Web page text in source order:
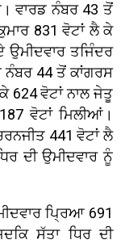
ਵਾਰਡ ਨੰਬਰ 43 ਤੋਂ
831 ਵੋਟਾਂ ਲੈ ਕੇ
ਉਮੀਦਵਾਰ ਤਜਿੰਦਰ
ਨੰਬਰ 44 ਤੋਂ ਕਾਂਗਰਸ
624 ਵੋਟਾਂ ਨਾਲ ਜੇਤੂ
ਵੋਟਾਂ ਮਿਲੀਆਂ।
441 ਵੋਟਾਂ ਲੈ
ਦੀ ਉਮੀਦਵਾਰ ਨੂੰ
ਪ੍ਰਿਆ 691
ਸੱਤਾ ਧਿਰ ਦੀ